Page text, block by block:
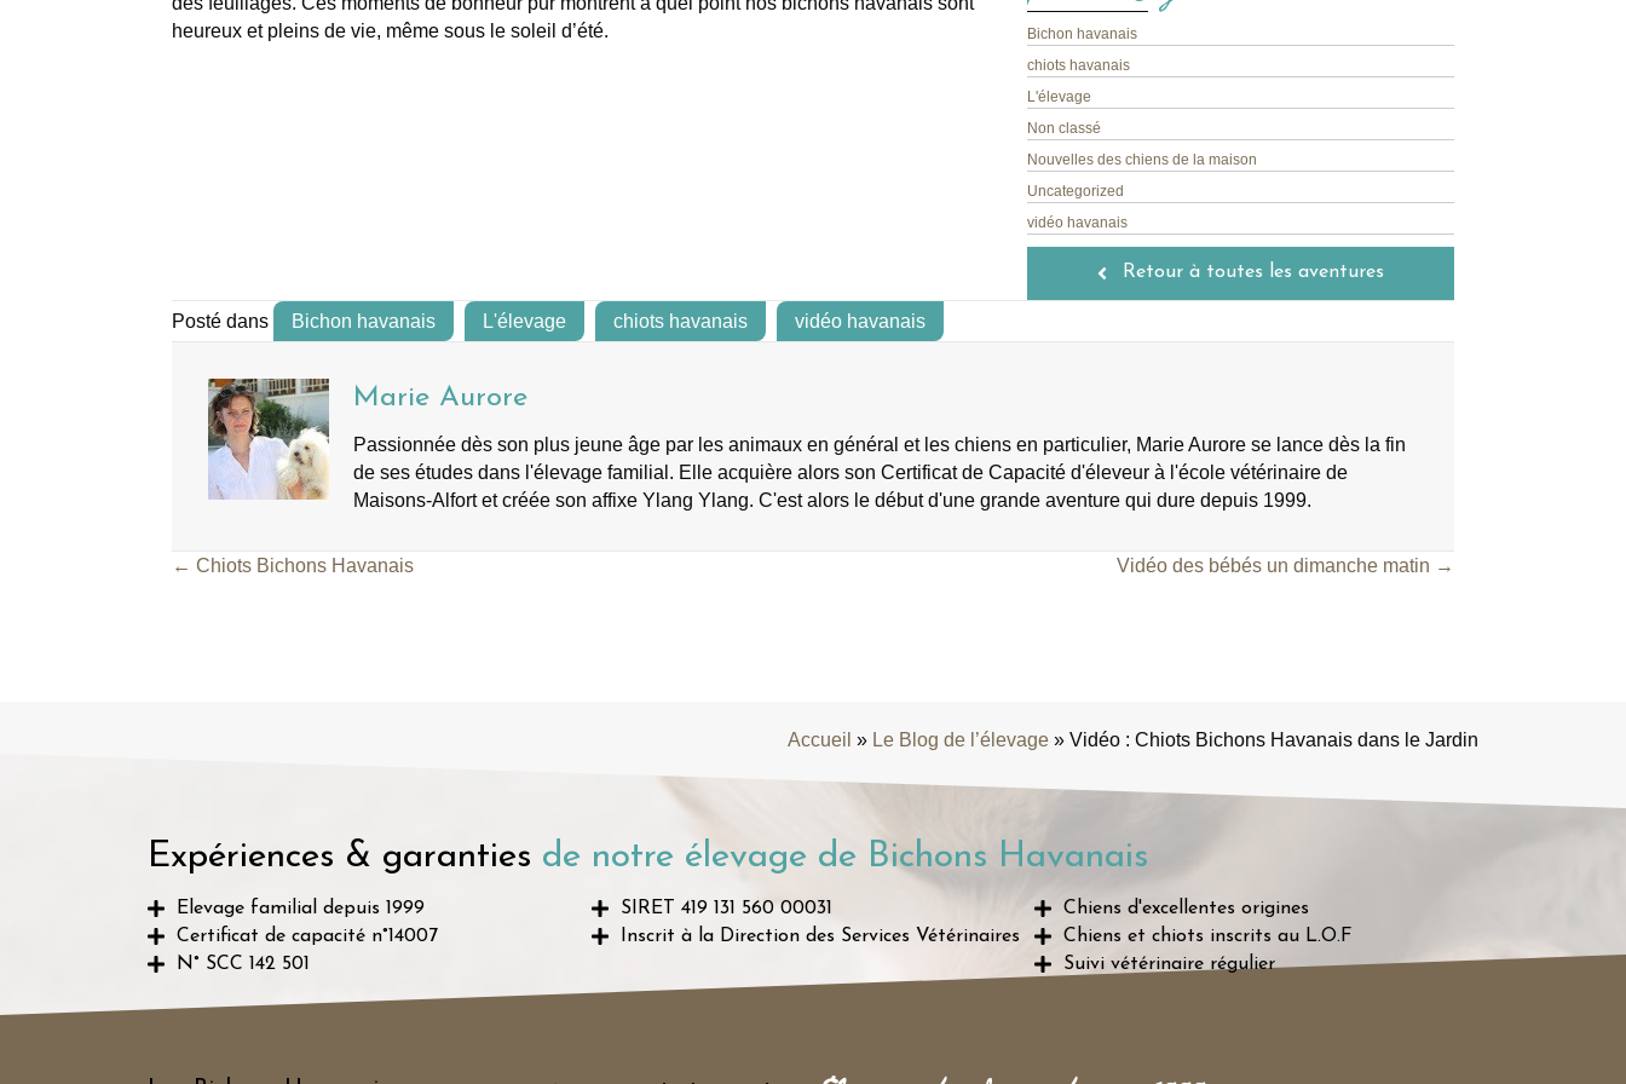
heureux et pleins de vie, même sous le soleil d’été.
Bichon havanais
chiots havanais
L'élevage
Non classé
Nouvelles des chiens de la maison
Uncategorized
vidéo havanais
Retour à toutes les aventures
Posté dans Bichon havanais L'élevage chiots havanais vidéo havanais
Marie Aurore
Passionnée dès son plus jeune âge par les animaux en général et les chiens en particulier, Marie Aurore se lance dès la fin
de ses études dans l'élevage familial. Elle acquière alors son Certificat de Capacité d'éleveur à l'école vétérinaire de
Maisons-Alfort et créée son affixe Ylang Ylang. C'est alors le début d'une grande aventure qui dure depuis 1999.
Posts
← Chiots Bichons Havanais Vidéo des bébés un dimanche matin →
Accueil » Le Blog de l’élevage » Vidéo : Chiots Bichons Havanais dans le Jardin
Expériences & garanties de notre élevage de Bichons Havanais
Elevage familial depuis 1999
Certificat de capacité n°14007
N° SCC 142 501
SIRET 419 131 560 00031
Inscrit à la Direction des Services Vétérinaires
Chiens d'excellentes origines
Chiens et chiots inscrits au L.O.F
Suivi vétérinaire régulier